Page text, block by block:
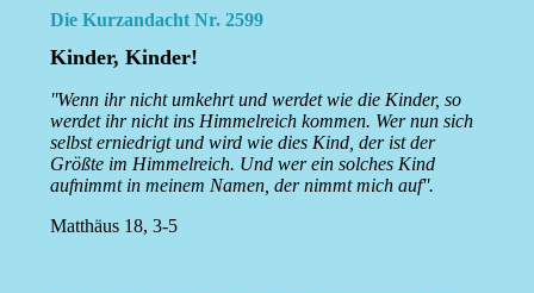
Die Kurzandacht Nr. 2599
Kinder, Kinder!
''Wenn ihr nicht umkehrt und werdet wie die Kinder, so
werdet ihr nicht ins Himmelreich kommen. Wer nun sich
selbst erniedrigt und wird wie dies Kind, der ist der
Größte im Himmelreich. Und wer ein solches Kind
aufnimmt in meinem Namen, der nimmt mich auf''.
Matthäus 18, 3-5